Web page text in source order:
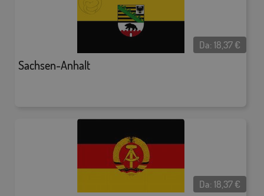
Sachsen-Anhalt
Da:18,37€
Da:18,37€